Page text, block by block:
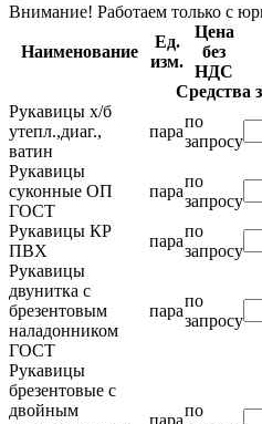
Внимание! Работаем только с
Наименование
Ед.
изм.
Цена
без
НДС
Средства
Рукавицы х/б
утепл.,диаг.,
ватин
пара
по
запросу
Рукавицы
суконные ОП
ГОСТ
пара
по
запросу
Рукавицы КР
ПВХ
пара
по
запросу
Рукавицы
двунитка с
брезентовым
наладонником
ГОСТ
пара
по
запросу
Рукавицы
брезентовые с
двойным
пара
по